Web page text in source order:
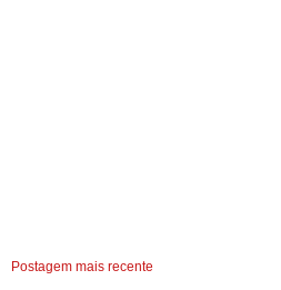
Postagem mais recente